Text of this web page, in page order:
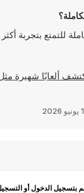
بتسجيل الدخول أو